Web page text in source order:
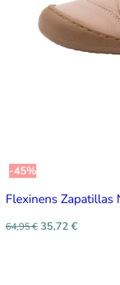
-45%
Flexinens Zapatillas
64,95€ 35,72 €